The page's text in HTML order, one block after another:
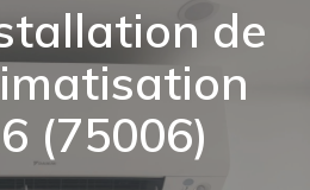
de
(75006)